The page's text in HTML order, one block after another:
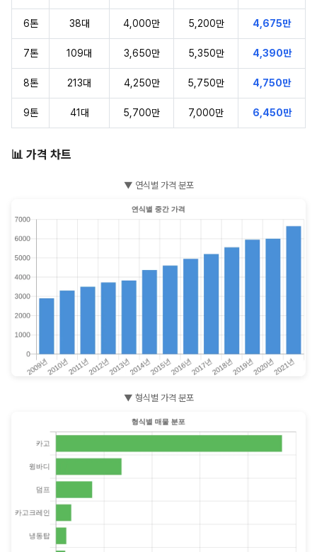
6톤 38대 4,000만 5,200만 4,675만
7톤 109대 3,650만 5,350만 4,390만
8톤 213대 4,250만 5,750만 4,750만
9톤 41대 5,700만 7,000만 6,450만
📊 가격 차트
▼ 연식별 가격 분포
▼ 형식별 가격 분포